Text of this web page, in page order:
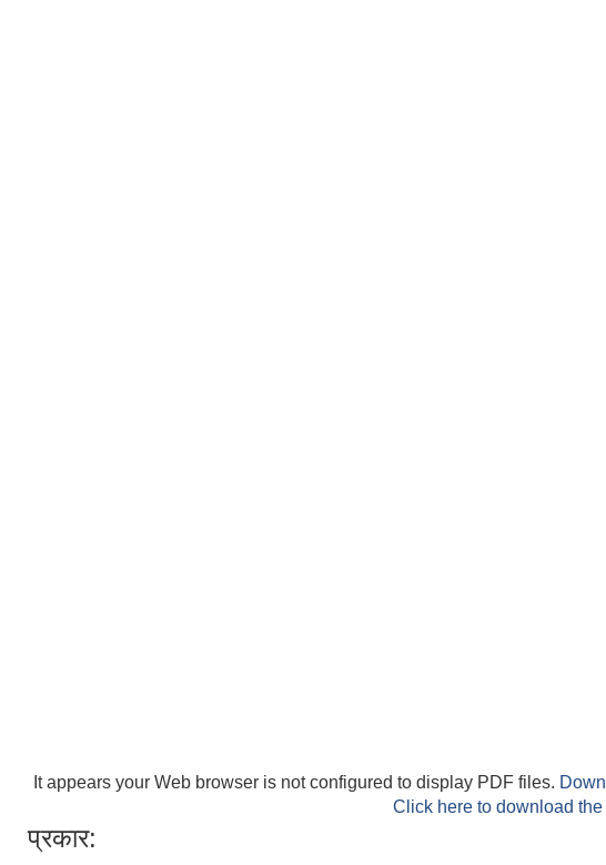
It appears your Web browser is not configured to display PDF files.
Click here to download
प्रकार: